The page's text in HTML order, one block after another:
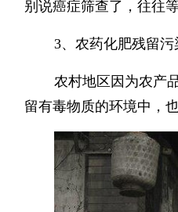
别说癌症筛查了，往往
3、农药化肥残留污
农村地区因为农产
留有毒物质的环境中，